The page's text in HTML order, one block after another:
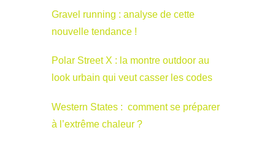
Gravel running : analyse de cette
nouvelle tendance !
Polar Street X : la montre outdoor au
look urbain qui veut casser les codes
Western States : comment se préparer
à l’extrême chaleur ?